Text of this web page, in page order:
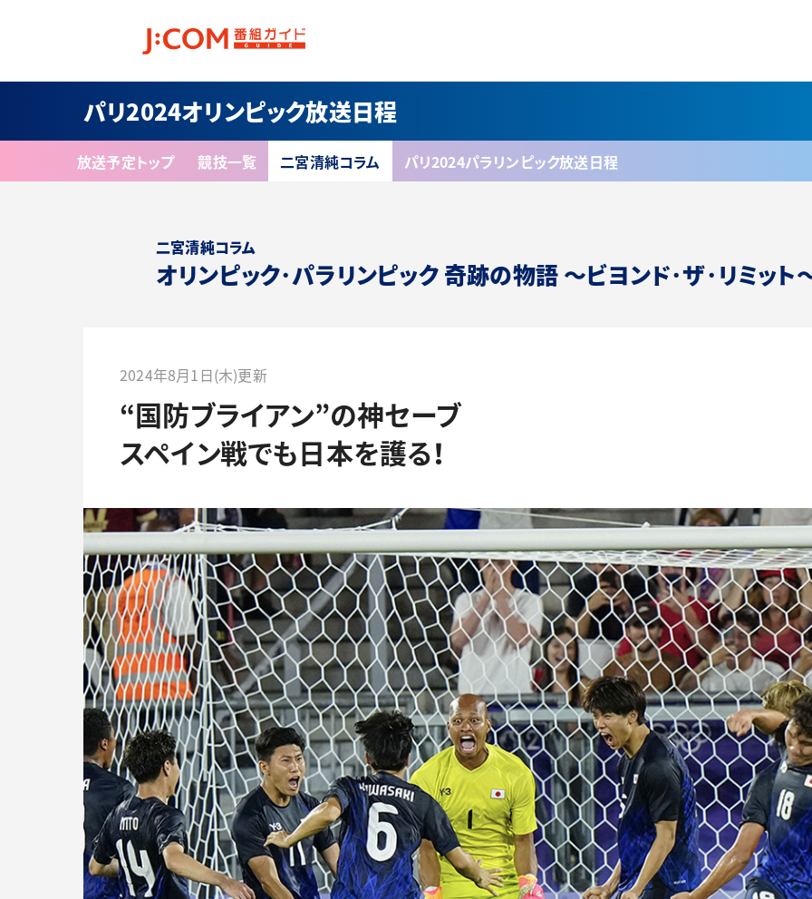
パリ2024オリンピック放送日程
放送予定トップ 競技一覧 二宮清純コラム パリ2024パラリンピック放送日程
二宮清純コラム
オリンピック･パラリンピック 奇跡の物語～ビヨンド･ザ･リミット
2024年8月1日(木)更新
“国防ブライアン”の神セーブ
スペイン戦でも日本を護る！